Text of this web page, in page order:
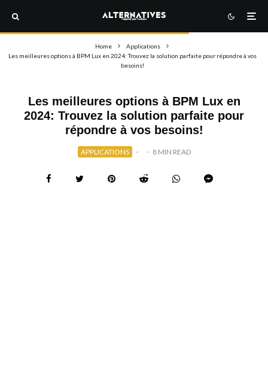
Home
Applications
Les meilleures options à BPM Lux en 2024: Trouvez la solution parfaite pour répondre à vos
besoins!
Les meilleures options à BPM Lux en
2024: Trouvez la solution parfaite pour
répondre à vos besoins!
APPLICATIONS · · 8 MIN READ